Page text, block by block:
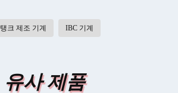
크 제조 기계 IBC 기계
유사 제품